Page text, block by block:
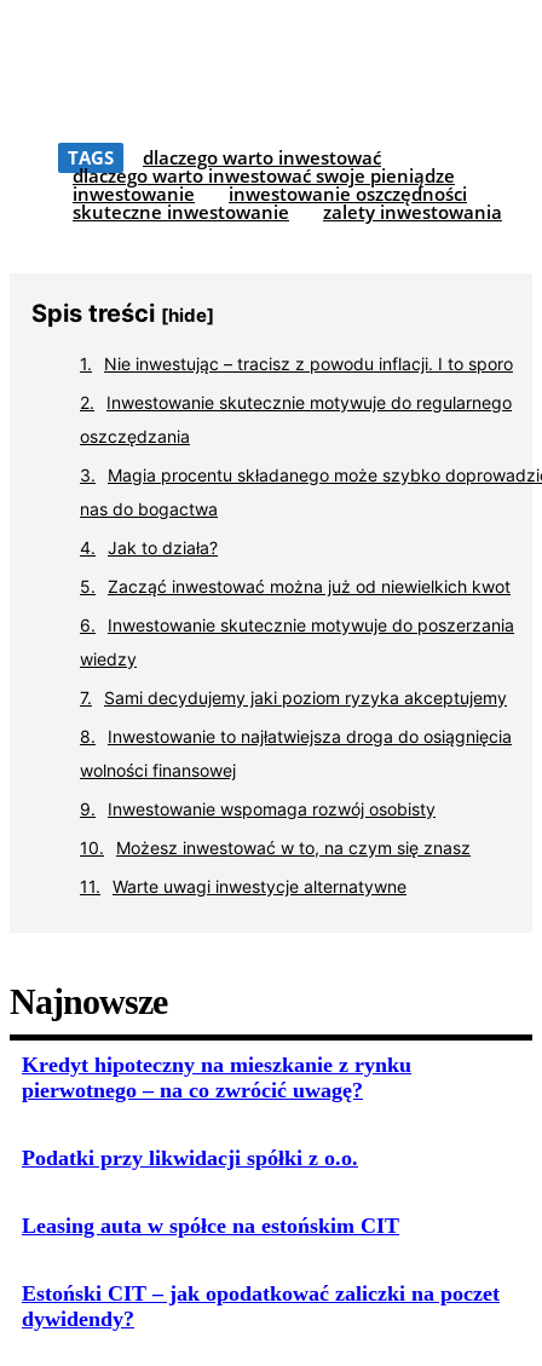
TAGS dlaczego warto inwestować
dlaczego warto inwestować swoje pieniądze
inwestowanie inwestowanie oszczędności
skuteczne inwestowanie zalety inwestowania
Spis treści [hide]
Nie inwestując – tracisz z powodu inflacji. I to sporo
Inwestowanie skutecznie motywuje do regularnego
oszczędzania
Magia procentu składanego może szybko
nas do bogactwa
Jak to działa?
Zacząć inwestować można już od niewielkich kwot
Inwestowanie skutecznie motywuje do poszerzania
wiedzy
Sami decydujemy jaki poziom ryzyka akceptujemy
Inwestowanie to najłatwiejsza droga do osiągnięcia
wolności finansowej
Inwestowanie wspomaga rozwój osobisty
Możesz inwestować w to, na czym się znasz
Warte uwagi inwestycje alternatywne
Najnowsze
Kredyt hipoteczny na mieszkanie z rynku
pierwotnego – na co zwrócić uwagę?
Podatki przy likwidacji spółki z o.o.
Leasing auta w spółce na estońskim CIT
Estoński CIT – jak opodatkować zaliczki na poczet
dywidendy?